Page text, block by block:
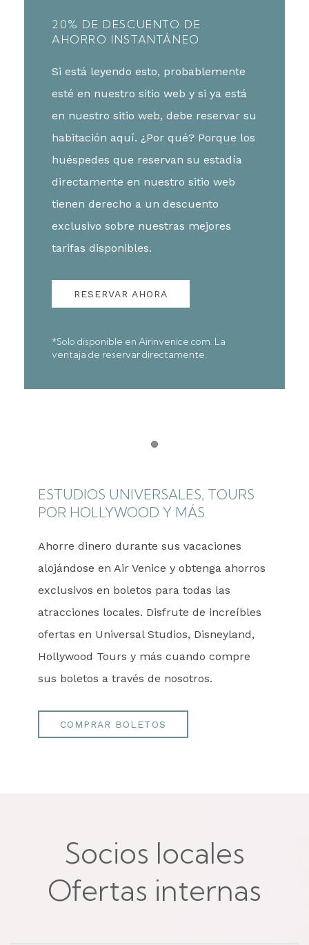
20% DE DESCUENTO DE
AHORRO INSTANTÁNEO
Si está leyendo esto, probablemente
esté en nuestro sitio web y si ya está
en nuestro sitio web, debe reservar su
habitación aquí. ¿Por qué? Porque los
huéspedes que reservan su estadía
directamente en nuestro sitio web
tienen derecho a un descuento
exclusivo sobre nuestras mejores
tarifas disponibles.
RESERVAR AHORA
*Solo disponible en Airinvenice.com. La
ventaja de reservar directamente.
ESTUDIOS UNIVERSALES, TOURS
POR HOLLYWOOD Y MÁS
Ahorre dinero durante sus vacaciones
alojándose en Air Venice y obtenga ahorros
exclusivos en boletos para todas las
atracciones locales. Disfrute de increíbles
ofertas en Universal Studios, Disneyland,
Hollywood Tours y más cuando compre
sus boletos a través de nosotros.
COMPRAR BOLETOS
Socios locales
Ofertas internas